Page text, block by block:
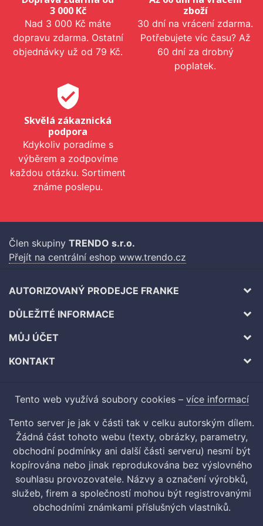
3 000 Kč
Nad 3 000 Kč máte
dopravu zdarma. Ostatní
objednávky už od 79 Kč.
zboží
30 dní na vrácení zdarma.
Potřebujete víc času? Až
60 dní za drobný
poplatek.
verified_user
Skvělá zákaznická
podpora
Kdykoliv poradíme s
výběrem a zodpovíme
každou otázku. Sortiment
známe poslepu.
Člen skupiny TRENDO s.r.o.
Přejít na centrální eshop www.trendo.cz
AUTORIZOVANÝ PRODEJCE FRANKE
DŮLEŽITÉ INFORMACE
MŮJ ÚČET
KONTAKT
Tento web využívá soubory cookies – více informací
Tento server je jak v části tak v celku autorským dílem.
Žádná část tohoto webu (texty, obrázky, parametry,
obchodní podmínky ani další části serveru) nesmí být
kopírována nebo jinak reprodukována bez výslovného
souhlasu provozovatele. Názvy a označení výrobků,
služeb, firem a společností mohou být registrovanými
obchodními známkami příslušných vlastníků.